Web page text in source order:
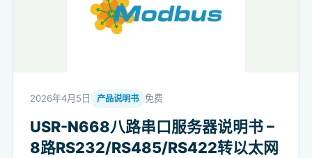
2026年4月5日 产品说明书 免费
USR-N668八路串口服务器说明书 –
8路RS232/RS485/RS422转以太网